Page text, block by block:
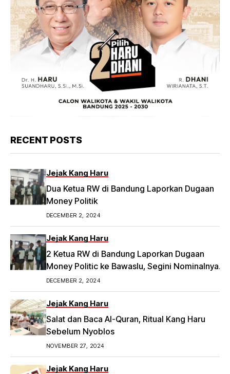
RECENT POSTS
Jejak Kang Haru
Dua Ketua RW di Bandung Laporkan Dugaan
Money Politik
DECEMBER 2, 2024
Jejak Kang Haru
2 Ketua RW di Bandung Laporkan Dugaan
Money Politic ke Bawaslu, Segini Nominalnya
Artikel ini telah tayang di Tribunpriangan.com
dengan judul 2 Ketua RW di Bandung Laporkan
Dugaan Money Politic ke Bawaslu, Segini
Nominalnya,
https://priangan.tribunnews.com/2024/11/30/2-
money-politic-ke-bawaslu-segini-nominalnya.
DECEMBER 2, 2024
Jejak Kang Haru
Salat dan Baca Al-Quran, Ritual Kang Haru
Sebelum Nyoblos
NOVEMBER 27, 2024
Jejak Kang Haru